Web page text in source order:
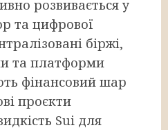
розвивається у
та цифрової
біржі,
та платформи
фінансовий шар
проєкти
Sui для